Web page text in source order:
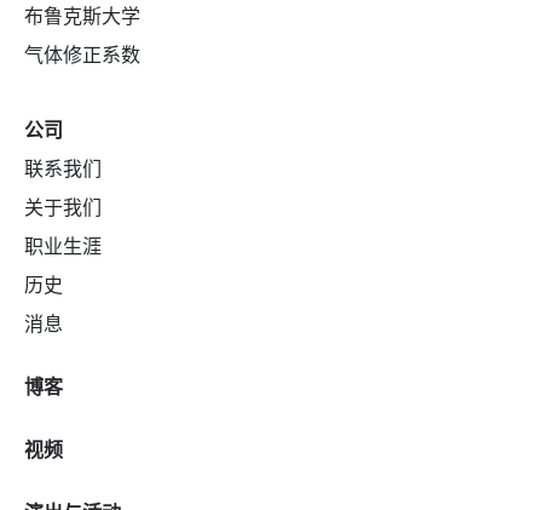
布鲁克斯大学
气体修正系数
公司
联系我们
关于我们
职业生涯
历史
消息
博客
视频